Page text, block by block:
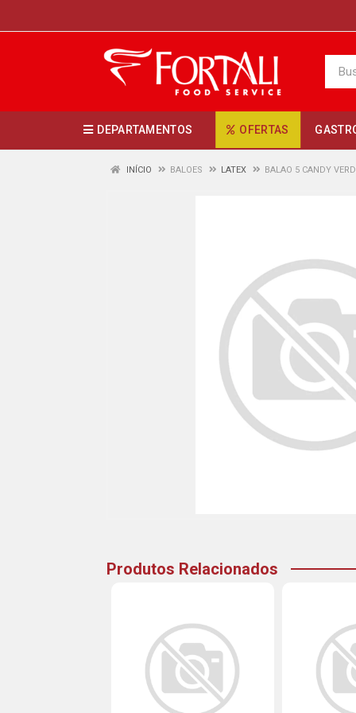
DEPARTAMENTOS OFERTAS
INÍCIO BALOES LATEX BALAO 5 CANDY
Produtos Relacionados